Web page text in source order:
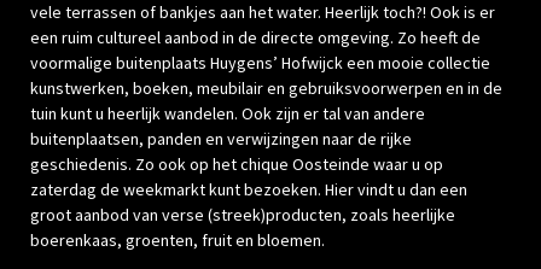
vele terrassen of bankjes aan het water. Heerlijk toch?! Ook is er
een ruim cultureel aanbod in de directe omgeving. Zo heeft de
voormalige buitenplaats Huygens’ Hofwijck een mooie collectie
kunstwerken, boeken, meubilair en gebruiksvoorwerpen en in de
tuin kunt u heerlijk wandelen. Ook zijn er tal van andere
buitenplaatsen, panden en verwijzingen naar de rijke
geschiedenis. Zo ook op het chique Oosteinde waar u op
zaterdag de weekmarkt kunt bezoeken. Hier vindt u dan een
groot aanbod van verse (streek)producten, zoals heerlijke
boerenkaas, groenten, fruit en bloemen.